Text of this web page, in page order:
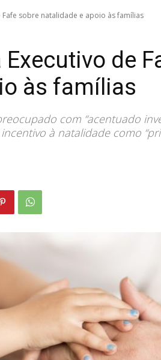
Fafe sobre natalidade e apoio às famílias
de
às famílias
com “acentuado
à natalidade como